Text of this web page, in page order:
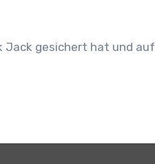
Jack gesichert hat und auf